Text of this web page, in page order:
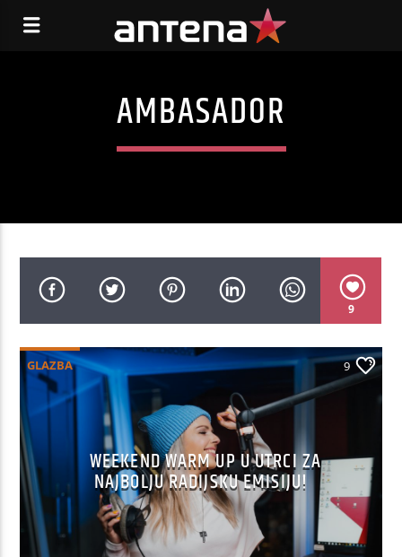
AMBASADOR
9
GLAZBA 9
WEEKEND WARM UP U UTRCI ZA
NAJBOLJU RADIJSKU EMISIJU!